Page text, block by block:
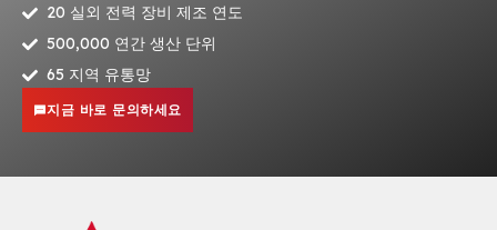
20 실외 전력 장비 제조 연도
500,000 연간 생산 단위
65 지역 유통망
지금 바로 문의하세요